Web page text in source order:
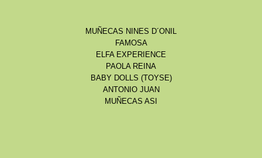
MUÑECAS NINES D´ONIL
FAMOSA
ELFA EXPERIENCE
PAOLA REINA
BABY DOLLS (TOYSE)
ANTONIO JUAN
MUÑECAS ASI